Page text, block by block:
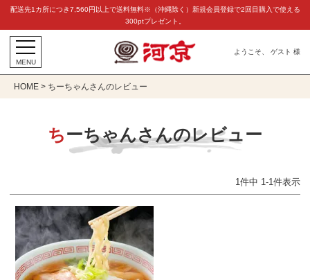
配送先1カ所につき7,560円以上で送料無料※（沖縄除く）新規会員登録で2回目購入で使える
300ptプレゼント。
MENU
ようこそ、 ゲスト 様
HOME ちーちゃんさんのレビュー
ちーちゃんさんのレビュー
1件中 1-1件表示